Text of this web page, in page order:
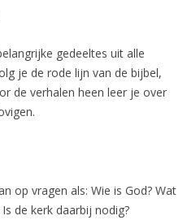
gedeeltes uit alle
je de rode lijn van de bijbel,
de verhalen heen leer je over
op vragen als: Wie is God? Wat
de kerk daarbij nodig?